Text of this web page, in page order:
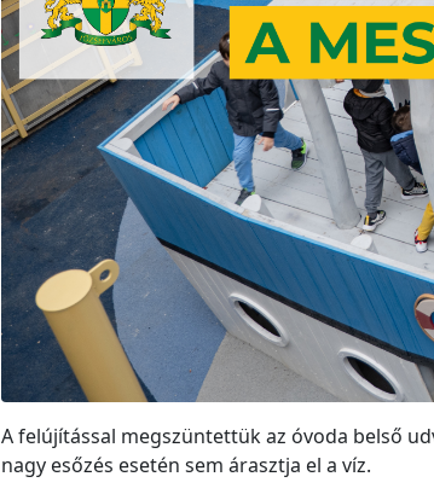
A felújítással megszüntettük az óvoda belső
nagy esőzés esetén sem árasztja el a víz.